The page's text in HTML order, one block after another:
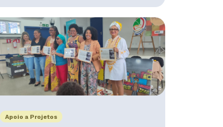
Apoio a Projetos